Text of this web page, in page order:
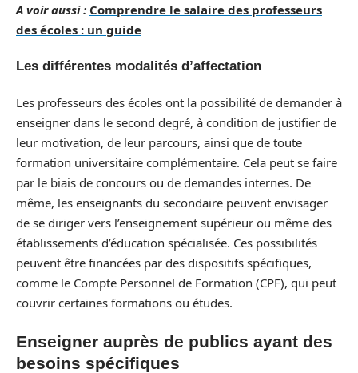
A voir aussi : Comprendre le salaire des professeurs
des écoles : un guide
Les différentes modalités d’affectation
Les professeurs des écoles ont la possibilité de demander à
enseigner dans le second degré, à condition de justifier de
leur motivation, de leur parcours, ainsi que de toute
formation universitaire complémentaire. Cela peut se faire
par le biais de concours ou de demandes internes. De
même, les enseignants du secondaire peuvent envisager
de se diriger vers l’enseignement supérieur ou même des
établissements d’éducation spécialisée. Ces possibilités
peuvent être financées par des dispositifs spécifiques,
comme le Compte Personnel de Formation (CPF), qui peut
couvrir certaines formations ou études.
Enseigner auprès de publics ayant des
besoins spécifiques